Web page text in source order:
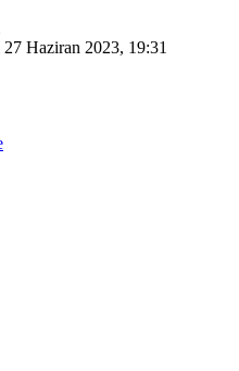
27 Haziran 2023, 19:31